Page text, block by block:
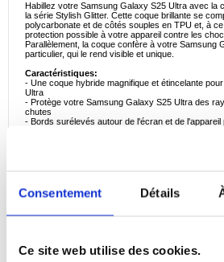
Consentement Détails
Ce site web utilise des cookies.
Habillez votre Samsung Galaxy S25 Ultra avec la
la série Stylish Glitter. Cette coque brillante se
polycarbonate et de côtés souples en TPU et, à
protection possible à votre appareil contre les
Parallèlement, la coque confère à votre Samsung
particulier, qui le rend visible et unique.
Caractéristiques:
- Une coque hybride magnifique et étincelante
Ultra
- Protège votre Samsung Galaxy S25 Ultra des
chutes
- Bords surélevés autour de l'écran et de
- Légère et fine, cette coque s'adapte
- Découpes précises des ports et touches
Compatibilité:Samsung Galaxy S25 Ultra
Emballage:Bulk
EAN: 5714122501943